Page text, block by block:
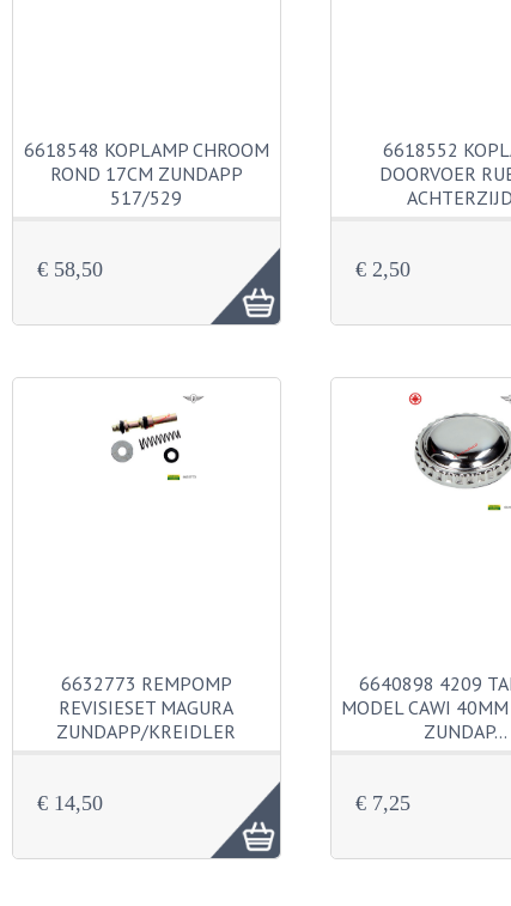
6618548 KOPLAMP CHROOM
ROND 17CM ZUNDAPP
517/529
€ 58,50
6618552
DOORVOER
€ 2,50
6632773 REMPOMP
REVISIESET MAGURA
ZUNDAPP/KREIDLER
€ 14,50
6640898 4209
MODEL CAWI
ZUNDAP…
€ 7,25